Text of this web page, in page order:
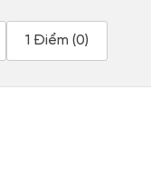
1 Điểm (0)